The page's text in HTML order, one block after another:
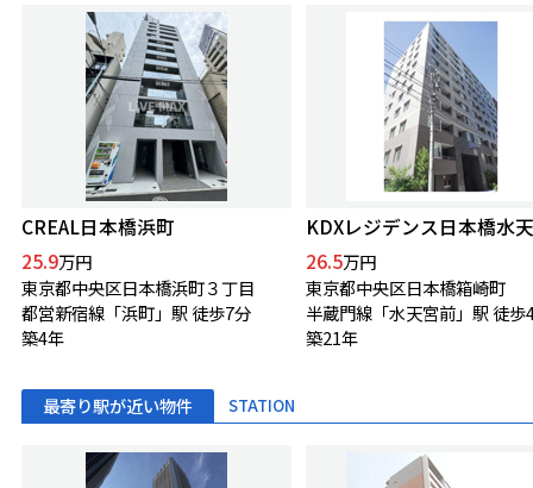
CREAL日本橋浜町
25.9万円
東京都中央区日本橋浜町３丁目
都営新宿線「浜町」駅 徒歩7分
築4年
KDXレジデンス日本橋
26.5万円
東京都中央区日本橋箱崎町
半蔵門線「水天宮前」駅 徒歩
築21年
最寄り駅が近い物件 STATION